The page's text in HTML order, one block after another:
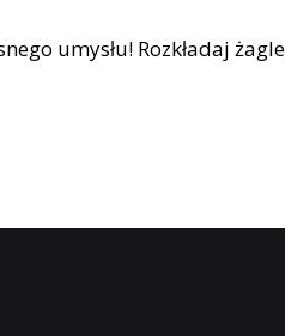
umysłu! Rozkładaj